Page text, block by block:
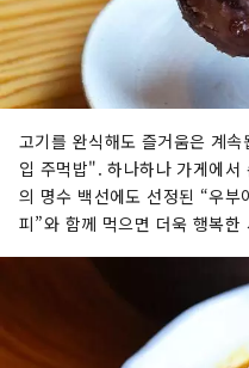
고기를 완식해도 즐거움은 계
입 주먹밥". 하나하나 가게에
의 명수 백선에도 선정된 “우
피”와 함께 먹으면 더욱 행복한